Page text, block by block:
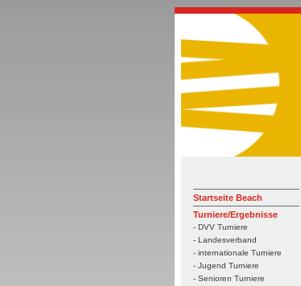
Startseite Beach
Turniere/Ergebnisse
- DVV Turniere
- Landesverband
- internationale Turniere
- Jugend Turniere
- Senioren Turniere